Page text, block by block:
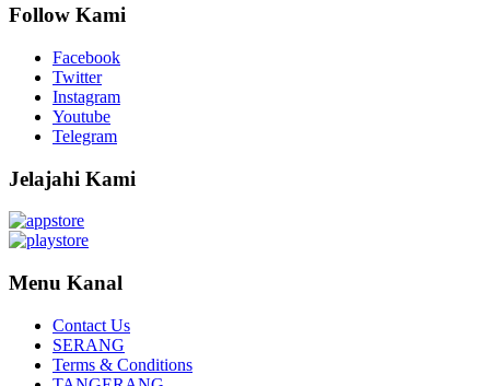
Follow Kami
Facebook
Twitter
Instagram
Youtube
Telegram
Jelajahi Kami
Menu Kanal
Contact Us
SERANG
Terms & Conditions